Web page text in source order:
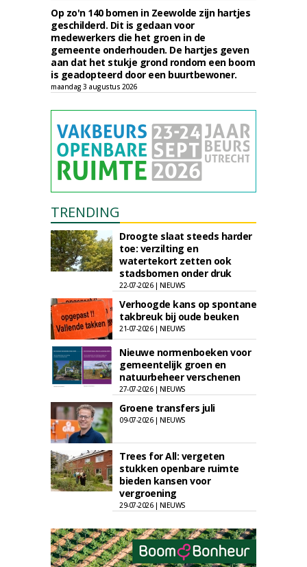
Op zo'n 140 bomen in Zeewolde zijn hartjes
geschilderd. Dit is gedaan voor
medewerkers die het groen in de
gemeente onderhouden. De hartjes geven
aan dat het stukje grond rondom een boom
is geadopteerd door een buurtbewoner.
maandag 3 augustus 2026
TRENDING
Droogte slaat steeds harder
toe: verzilting en
watertekort zetten ook
stadsbomen onder druk
22-07-2026 | NIEUWS
Verhoogde kans op spontane
takbreuk bij oude beuken
21-07-2026 | NIEUWS
Nieuwe normenboeken voor
gemeentelijk groen en
natuurbeheer verschenen
27-07-2026 | NIEUWS
Groene transfers juli
09-07-2026 | NIEUWS
Trees for All: vergeten
stukken openbare ruimte
bieden kansen voor
vergroening
29-07-2026 | NIEUWS